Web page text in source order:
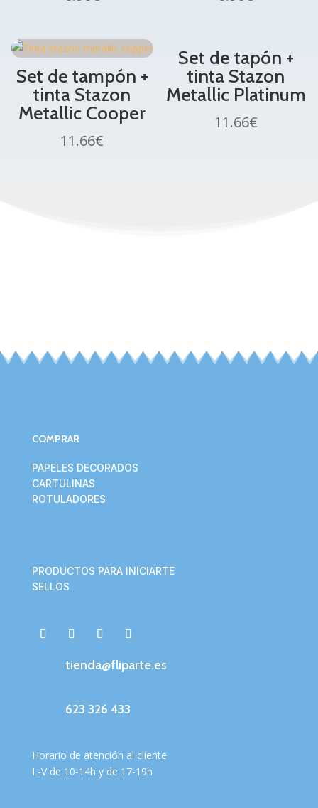
Set de tampón +
tinta Stazon
Metallic Cooper
11.66€
Set de tapón +
tinta Stazon
Metallic Platinum
11.66€
COMPRAR
PAPELES DECORADOS
CARTULINAS
ROTULADORES
PRODUCTOS PARA INICIARTE
SELLOS
tienda@fliparte.es
623 326 433
Horario de atención al cliente
L-V de 10-14h y de 17-19h